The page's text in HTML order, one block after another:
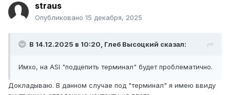
straus
Опубликовано 15 декабря, 2025
В 14.12.2025 в 10:20, Глеб Высоцкий сказал:
Имхо, на ASI "подцепить терминал" будет проблематично.
Докладываю. В данном случае под "терминал" я имею ввиду